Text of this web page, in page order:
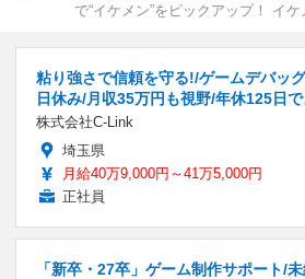
で“イケメン”をピックアップ！ イ
粘り強さで信頼を守る!/ゲームデバッ
日休み/月収35万円も視野/年休125日で
株式会社C-Link
埼玉県
月給40万9,000円～41万5,000円
正社員
「新卒・27卒」ゲーム制作サポート/